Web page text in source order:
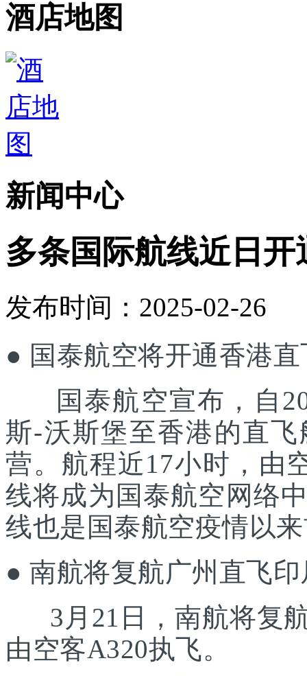
酒店地图
新闻中心
多条国际航线近日开
发布时间：2025-02-26
● 国泰航空将开通香港
国泰航空宣布，自
斯-沃斯堡至香港的直
营。航程近17小时，由
线将成为国泰航空网络
线也是国泰航空疫情以
● 南航将复航广州直飞
3月21日，南航将复
由空客A320执飞。